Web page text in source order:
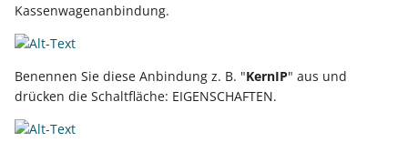
Kassenwagenanbindung.
Benennen Sie diese Anbindung z. B. "KernIP" aus und
drücken die Schaltfläche: EIGENSCHAFTEN.Datenerfassung vor dem
Auswertungen -
verschiedene Werte